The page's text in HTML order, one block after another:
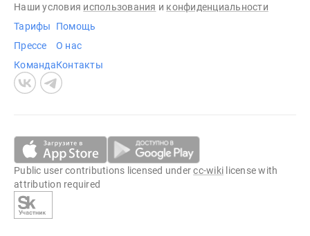
Наши условия использования и конфиденциальности
Тарифы
Прессе
Команда
Помощь
О нас
Контакты
Public user contributions licensed undercc-wiki license with
attribution required